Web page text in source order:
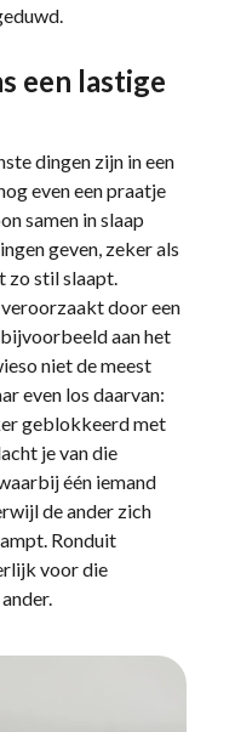
een lastige
dingen zijn in een
even een praatje
samen in slaap
geven, zeker als
zo stil slaapt.
door een
aan het
niet de meest
even los daarvan:
geblokkeerd met
je van die
één iemand
de ander zich
Ronduit
voor die